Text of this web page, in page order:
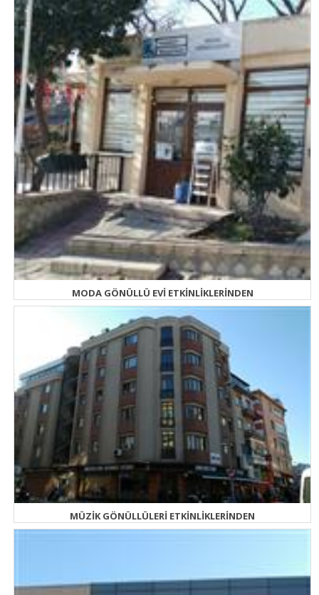
MODA GÖNÜLLÜ EVİ ETKİNLİKLERİNDEN
MÜZİK GÖNÜLLÜLERİ ETKİNLİKLERİNDEN